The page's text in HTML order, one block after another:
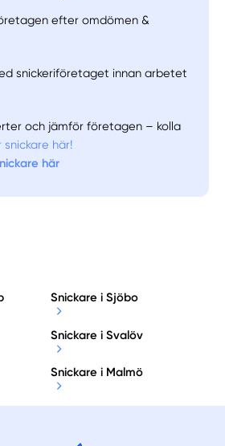
efter omdömen &
snickeriföretaget innan arbetet
och jämför företagen – kolla
snickare här!
här
Snickare i Sjöbo
Snickare i Svalöv
Snickare i Malmö